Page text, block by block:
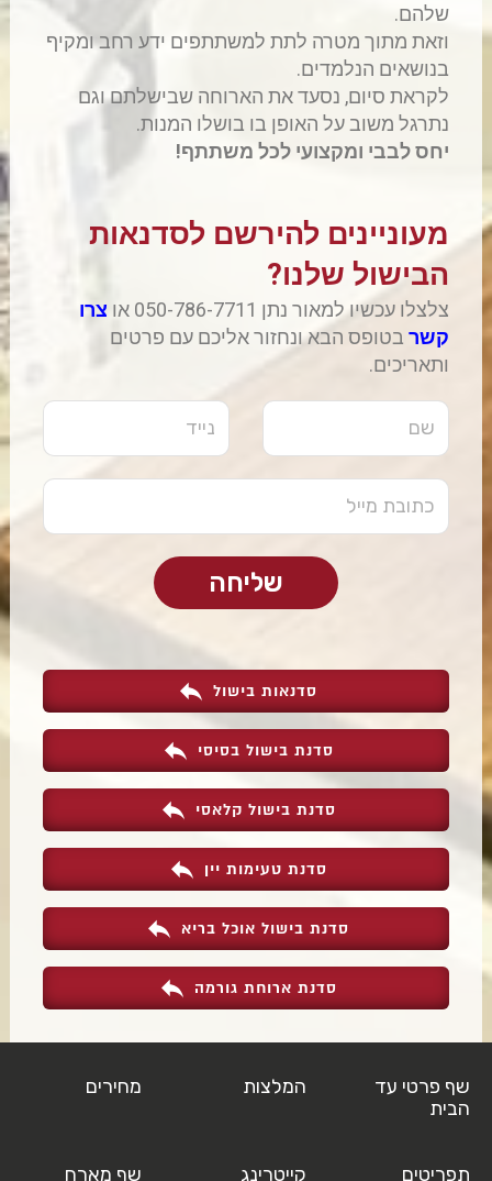
שלהם.
וזאת מתוך מטרה לתת למשתתפים ידע רחב ומקיף
בנושאים הנלמדים.
לקראת סיום, נסעד את הארוחה שבישלתם וגם
נתרגל משוב על האופן בו בושלו המנות.
יחס לבבי ומקצועי לכל משתתף!
מעוניינים להירשם לסדנאות
הבישול שלנו?
צלצלו עכשיו למאור נתן 050-786-7711 או
צרו
קשרבטופס הבא ונחזור אליכם עם פרטים
ותאריכים.
שליחה
סדנאות בישול
סדנת בישול בסיסי
סדנת בישול קלאסי
סדנת טעימות יין
סדנת בישול אוכל בריא
סדנת ארוחת גורמה
שף פרטי עד
הבית
תפריטים
המלצות
קייטרינג
מחירים
שף מארח